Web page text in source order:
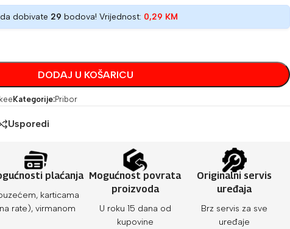
dobivate 29 bodova! Vrijednost: 0,29 KM
DODAJ U KOŠARICU
Kategorije:Pribor
Usporedi
plaćanja
karticama
rate), virmanom
Mogućnost povrata
proizvoda
U roku 15 dana od
kupovine
Originalni servis
uređaja
Brz servis za sve
uređaje